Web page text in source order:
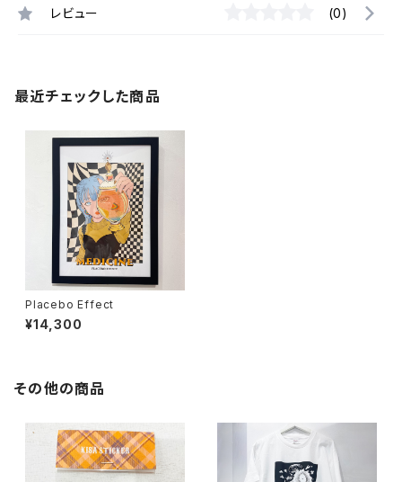
レビュー (0)
最近チェックした商品
Placebo Effect
¥14,300
その他の商品